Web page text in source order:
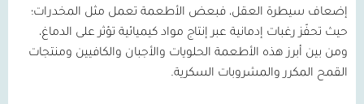
إضعاف سيطرة العقل، فبعض الأطعمة تعمل مثل المخدرات؛
حيث تحفّز رغبات إدمانية عبر إنتاج مواد كيميائية تؤثر على الدماغ،
ومن بين أبرز هذه الأطعمة الحلويات والأجبان والكافيين ومنتجات
القمح المكرر والمشروبات السكرية.